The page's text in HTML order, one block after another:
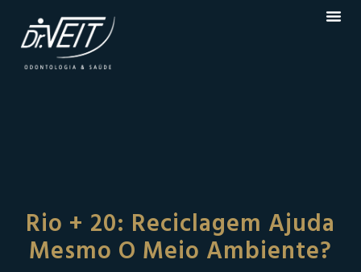
Rio + 20: Reciclagem Ajuda
Mesmo O Meio Ambiente?